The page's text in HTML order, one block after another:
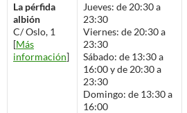
La pérfida
albión
C/ Oslo, 1
[Más
información]
Jueves: de 20:30 a
23:30
Viernes: de 20:30 a
23:30
Sábado: de 13:30 a
16:00 y de 20:30 a
23:30
Domingo: de 13:30 a
16:00